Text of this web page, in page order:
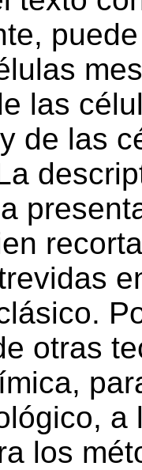
las
de las
otras
los